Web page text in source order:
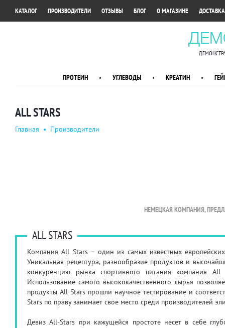
КАТАЛОГ ПРОИЗВОДИТЕЛИ ОТЗЫВЫ БЛОГ О МАГАЗИНЕ
ПРОТЕИН • УГЛЕВОДЫ • КРЕАТИН •
ALL STARS
Главная • Производители
НЕМЕЦКАЯ КОМПАНИЯ,
ALL STARS
Компания All Stars – один из самых известных
Уникальная рецептура, разнообразие продуктов и
конкуренцию рынка спортивного питания компания
Использование самого высококачественного сырья
продукты All Stars прошли научное тестирование и
Stars по праву занимает свое место среди производителей
Девиз All-Stars при кажущейся простоте несет в себе